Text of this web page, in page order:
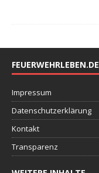
FEUERWEHRLEBEN.DE
Impressum
Datenschutzerklärung
Kontakt
Transparenz